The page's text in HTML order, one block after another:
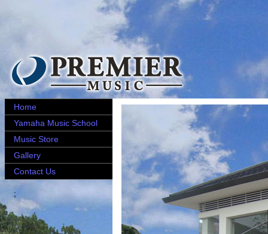
Home
Yamaha Music School
Music Store
Gallery
Contact Us
;